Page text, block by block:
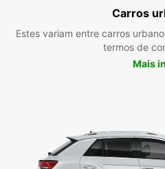
Carros
Estes variam entre carros
termos de
Mais